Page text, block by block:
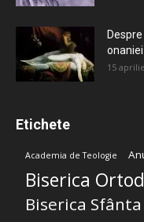
15
Etichete
Academia de Teologie
Biserica
Biserica